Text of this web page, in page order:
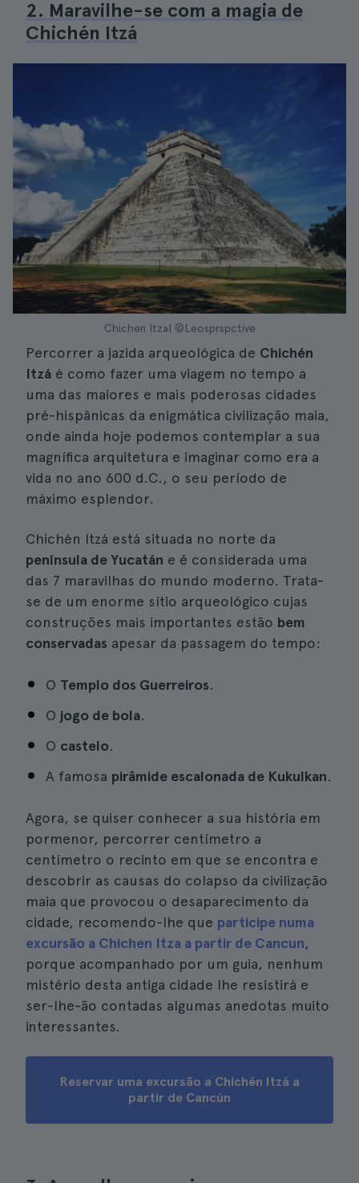
2. Maravilhe-se com a magia de
Chichén Itzá
Chichen Itza| ©Leosprspctive
Percorrer a jazida arqueológica de Chichén
Itzá é como fazer uma viagem no tempo a
uma das maiores e mais poderosas cidades
pré-hispânicas da enigmática civilização maia,
onde ainda hoje podemos contemplar a sua
magnífica arquitetura e imaginar como era a
vida no ano 600 d.C., o seu período de
máximo esplendor.
Chichén Itzá está situada no norte da
península de Yucatán e é considerada uma
das 7 maravilhas do mundo moderno. Trata-
se de um enorme sítio arqueológico cujas
construções mais importantes estão bem
conservadas apesar da passagem do tempo:
O Templo dos Guerreiros.
O jogo de bola.
O castelo.
A famosa pirâmide escalonada de Kukulkan.
Agora, se quiser conhecer a sua história em
pormenor, percorrer centímetro a
centímetro o recinto em que se encontra e
descobrir as causas do colapso da civilização
maia que provocou o desaparecimento da
cidade, recomendo-lhe que participe numa
excursão a Chichen Itza a partir de Cancun,
porque acompanhado por um guia, nenhum
mistério desta antiga cidade lhe resistirá e
ser-lhe-ão contadas algumas anedotas muito
interessantes.
Reservar uma excursão a Chichén Itzá a
partir de Cancún